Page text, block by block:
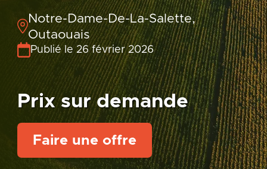
Notre-Dame-De-La-Salette,
Outaouais
Publié le 26 février 2026
Prix sur demande
Faire une offre